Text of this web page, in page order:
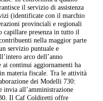
il servizio di assistenza
(identificate con il marchio
provinciali e regionali
presenza in tutto il
nella maggior parte
servizio puntuale e
arco dell’anno
ai continui aggiornamenti ha
materia fiscale. Tra le attività
dei Modelli 730:
invia all’amministrazione
Il Caf Coldiretti offre